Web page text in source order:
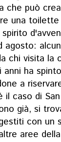
che può
una toilette
agosto:
chi visita la
ha
a
caso di
già, si
con un
aree